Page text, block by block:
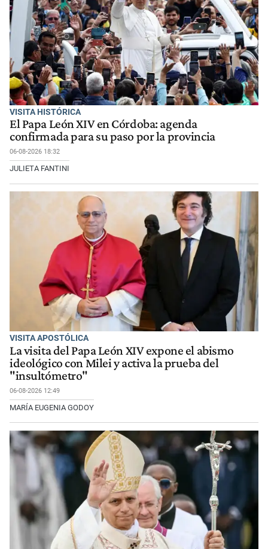
VISITA HISTÓRICA
El Papa León XIV en Córdoba: agenda
confirmada para su paso por la provincia
06-08-2026 18:32
JULIETA FANTINI
VISITA APOSTÓLICA
La visita del Papa León XIV expone el abismo
ideológico con Milei y activa la prueba del
"insultómetro"
06-08-2026 12:49
MARÍA EUGENIA GODOY